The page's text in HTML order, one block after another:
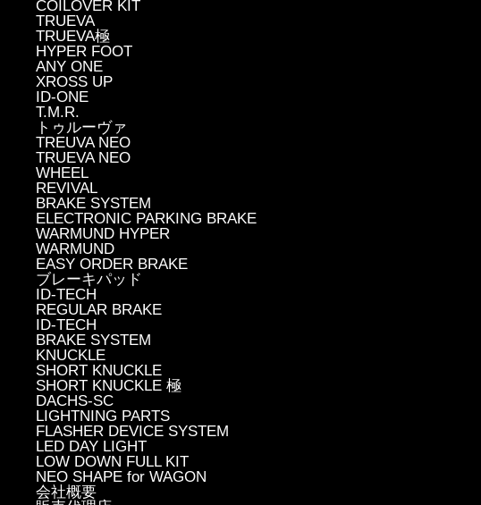
COILOVER KIT
TRUEVA
TRUEVA極
HYPER FOOT
ANY ONE
XROSS UP
ID-ONE
T.M.R.
トゥルーヴァ
TREUVA NEO
TRUEVA NEO
WHEEL
REVIVAL
BRAKE SYSTEM
ELECTRONIC PARKING BRAKE
WARMUND HYPER
WARMUND
EASY ORDER BRAKE
ブレーキパッド
ID-TECH
REGULAR BRAKE
ID-TECH
BRAKE SYSTEM
KNUCKLE
SHORT KNUCKLE
SHORT KNUCKLE 極
DACHS-SC
LIGHTNING PARTS
FLASHER DEVICE SYSTEM
LED DAY LIGHT
LOW DOWN FULL KIT
NEO SHAPE for WAGON
会社概要